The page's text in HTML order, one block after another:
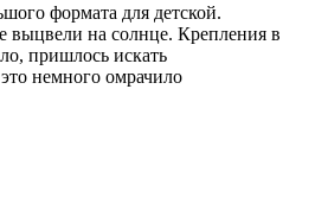
формата для детской.
выцвели на солнце. Крепления в
пришлось искать
немного омрачило